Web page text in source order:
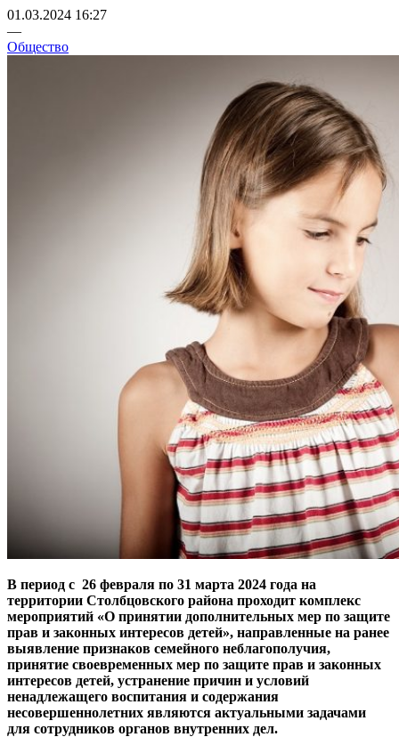
01.03.2024 16:27
—
Общество
В период с 26 февраля по 31 марта 2024 года на
территории Столбцовского района проходит комплекс
мероприятий «О принятии дополнительных мер по защите
прав и законных интересов детей», направленные на ранее
выявление признаков семейного неблагополучия,
принятие своевременных мер по защите прав и законных
интересов детей, устранение причин и условий
ненадлежащего воспитания и содержания
несовершеннолетних являются актуальными задачами
для сотрудников органов внутренних дел.